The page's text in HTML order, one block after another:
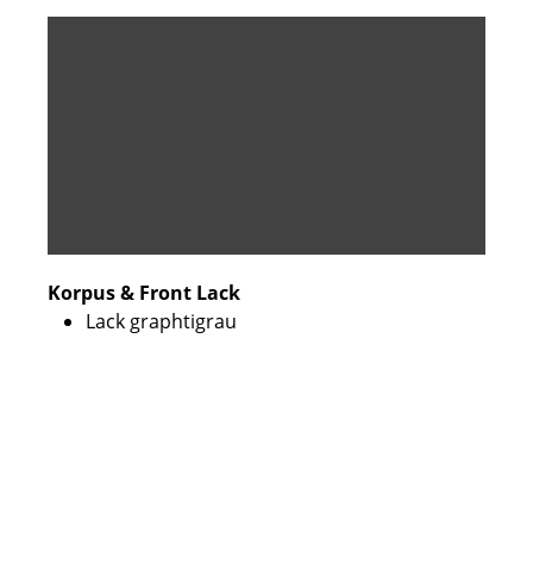
Korpus & Front Lack
Lack graphtigrau